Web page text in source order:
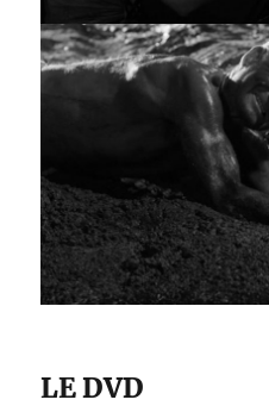
LE DVD